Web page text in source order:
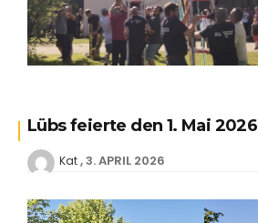
Lübs feierte den 1. Mai 2026
Kat 3. APRIL 2026